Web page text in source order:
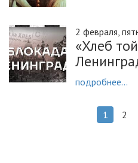
2 февраля,
«Хлеб
подробнее...
1 2